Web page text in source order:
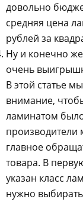
довольно
средняя цена
рублей за
Ну и конечно
очень
В этой статье
внимание,
ламинатом
производители
главное
товара. В
указан класс
нужно